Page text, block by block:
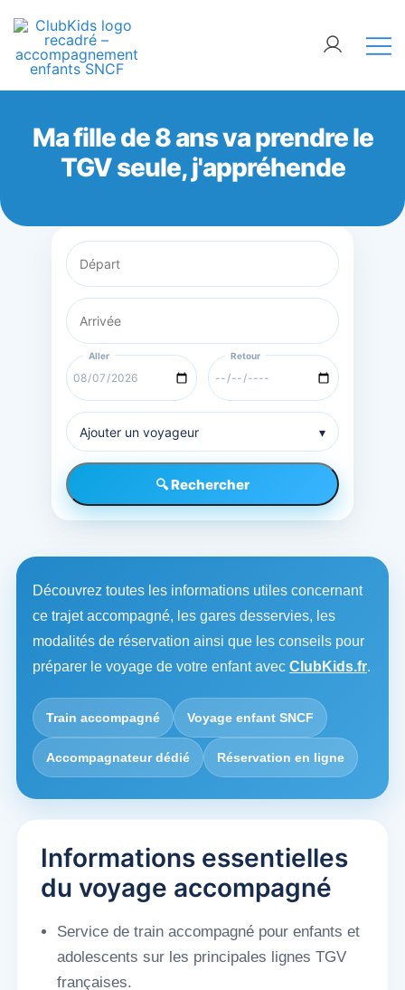
content
ClubKids
Ma fille de 8 ans va prendre le
TGV seule, j'appréhende
Ajouter un voyageur ▾
🔍 Rechercher
Découvrez toutes les informations utiles concernant
ce trajet accompagné, les gares desservies, les
modalités de réservation ainsi que les conseils pour
préparer le voyage de votre enfant avec ClubKids.fr.
Train accompagné Voyage enfant SNCF
Accompagnateur dédié Réservation en ligne
Informations essentielles
du voyage accompagné
Service de train accompagné pour enfants et
adolescents sur les principales lignes TGV
françaises.
🚨 Nos accompagnements sont pris d’assaut.
Réservez dès maintenant !